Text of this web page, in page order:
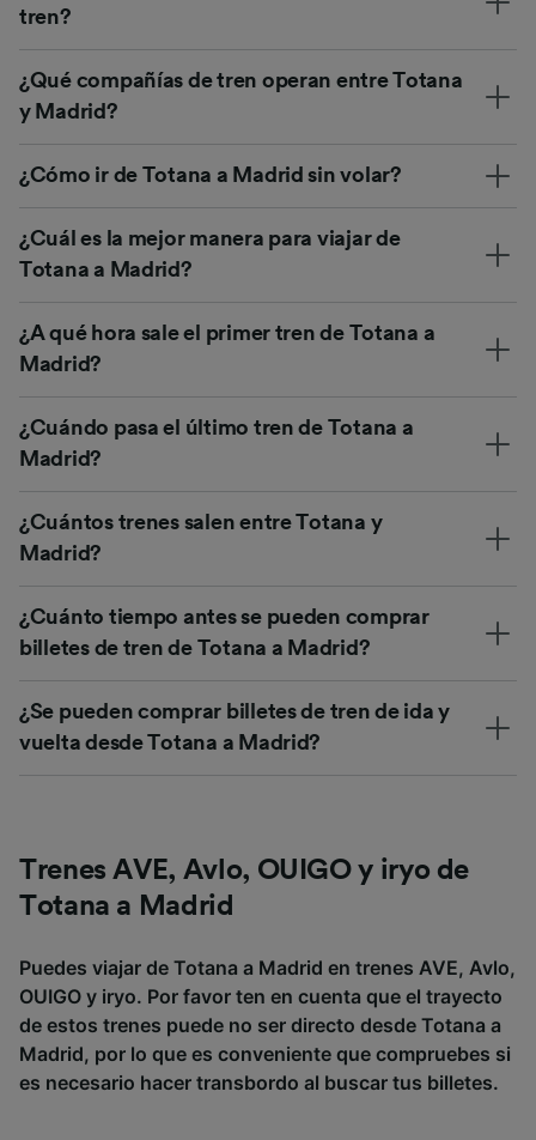
tren?
¿Qué compañías de tren operan entre Totana
y Madrid?
¿Cómo ir de Totana a Madrid sin volar?
¿Cuál es la mejor manera para viajar de
Totana a Madrid?
¿A qué hora sale el primer tren de Totana a
Madrid?
¿Cuándo pasa el último tren de Totana a
Madrid?
¿Cuántos trenes salen entre Totana y
Madrid?
¿Cuánto tiempo antes se pueden comprar
billetes de tren de Totana a Madrid?
¿Se pueden comprar billetes de tren de ida y
vuelta desde Totana a Madrid?
Trenes AVE, Avlo, OUIGO y iryo de
Totana a Madrid
Puedes viajar de Totana a Madrid en trenes AVE, Avlo,
OUIGO y iryo. Por favor ten en cuenta que el trayecto
de estos trenes puede no ser directo desde Totana a
Madrid, por lo que es conveniente que compruebes si
es necesario hacer transbordo al buscar tus billetes.